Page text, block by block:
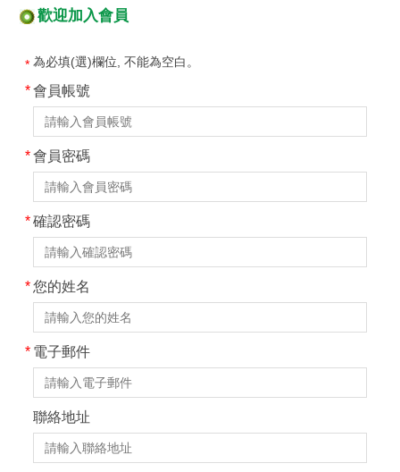
歡迎加入會員
為必填(選)欄位, 不能為空白。
*會員帳號
*會員密碼
*確認密碼
*您的姓名
* 電子郵件
聯絡地址